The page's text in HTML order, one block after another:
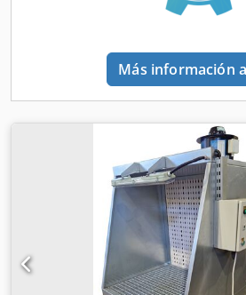
sistemas de extracción y
ofrecemos en el mercado.
profesional. Garantía. Servicio de
Documentación técnica completa.
SP. Z O.O. cuentan con la
nuestro propio servicio de
acuerdan para cada oferta. Emitimos
desglosado. ¡Plazos de entrega
solicitar máquinas en diversas
dimensiones personalizadas! No
contacto con nosotros.
Más información